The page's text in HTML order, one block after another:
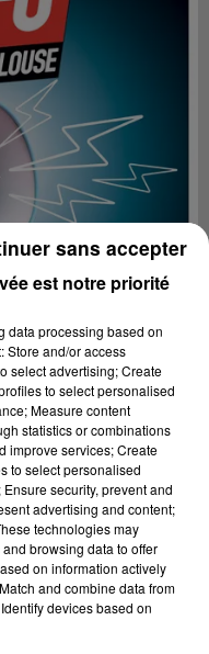
Toulouse
est notre priorité
data processing based on
Store and/or access
select advertising; Create
to select personalised
Measure content
statistics or combinations
improve services; Create
to select personalised
security, prevent and
advertising and content;
technologies may
browsing data to offer
on information actively
and combine data from
devices based on
sans accepter